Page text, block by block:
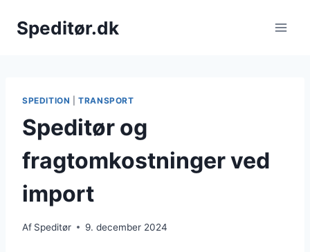
Speditør.dk
SPEDITION |TRANSPORT
Speditør og
fragtomkostninger ved
import
Af Speditør 9. december 2024